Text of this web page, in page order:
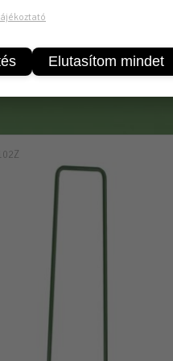
segíti a növény telepítést
Elutasítom mindet